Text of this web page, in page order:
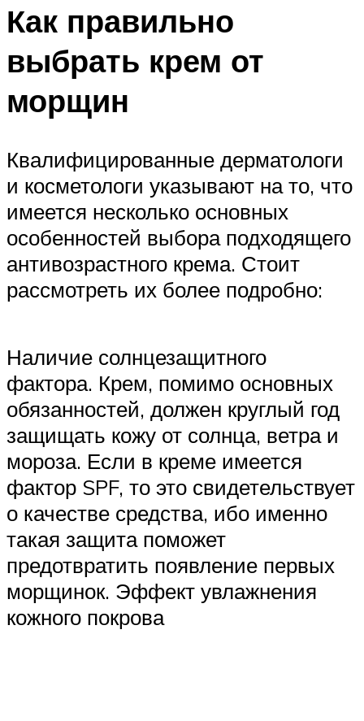
Как правильно
выбрать крем от
морщин
Квалифицированные дерматологи
и косметологи указывают на то, что
имеется несколько основных
особенностей выбора подходящего
антивозрастного крема. Стоит
рассмотреть их более подробно:
Наличие солнцезащитного
фактора. Крем, помимо основных
обязанностей, должен круглый год
защищать кожу от солнца, ветра и
мороза. Если в креме имеется
фактор SPF, то это свидетельствует
о качестве средства, ибо именно
такая защита поможет
предотвратить появление первых
морщинок. Эффект увлажнения
кожного покрова